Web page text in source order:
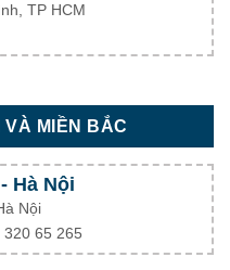
TP HCM
VÀ MIỀN BẮC
Hà Nội
Nội
65 265